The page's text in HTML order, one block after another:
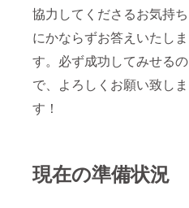
協力してくださるお気持ち
にかならずお答えいたしま
す。必ず成功してみせるの
で、よろしくお願い致しま
す！
現在の準備状況